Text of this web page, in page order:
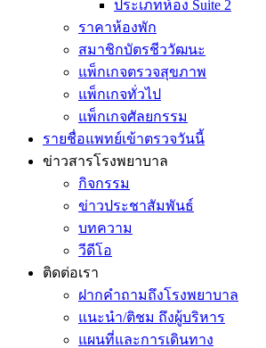
ประเภทห้อง Suite 2
ราคาห้องพัก
สมาชิกบัตรชีววัฒนะ
แพ็กเกจตรวจสุขภาพ
แพ็กเกจทั่วไป
แพ็กเกจศัลยกรรม
รายชื่อแพทย์เข้าตรวจวันนี้
ข่าวสารโรงพยาบาล
กิจกรรม
ข่าวประชาสัมพันธ์
บทความ
วีดีโอ
ติดต่อเรา
ฝากคำถามถึงโรงพยาบาล
แนะนำ/ติชม ถึงผู้บริหาร
แผนที่และการเดินทาง